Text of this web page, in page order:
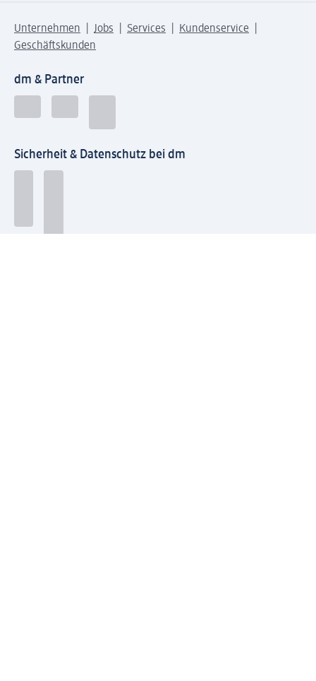
Unternehmen Jobs Services
Kundenservice
Geschäftskunden
dm & Partner
Sicherheit & Datenschutz bei dm